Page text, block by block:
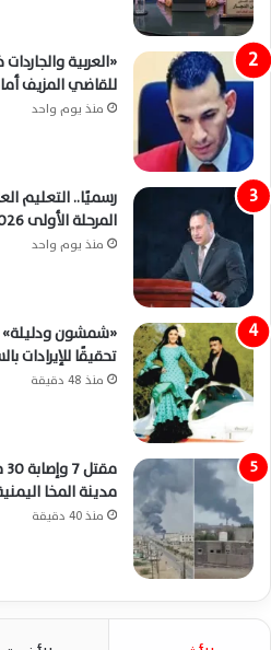
«العربية
للقاضي المزيف
منذ يوم واحد
رسميًا.. التعليم
المرحلة الأولى 2026 للجامعات
منذ يوم واحد
تحقيقًا للإيرادات
منذ 48 دقيقة
مدينة المخا
منذ 40 دقيقة